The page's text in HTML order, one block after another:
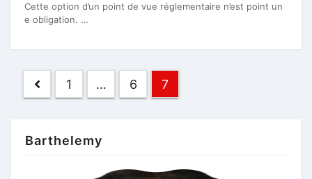
Cette option d’un point de vue réglementaire n’est point un
e obligation. …
Pagination
des
1 … 6 7
Barthelemy